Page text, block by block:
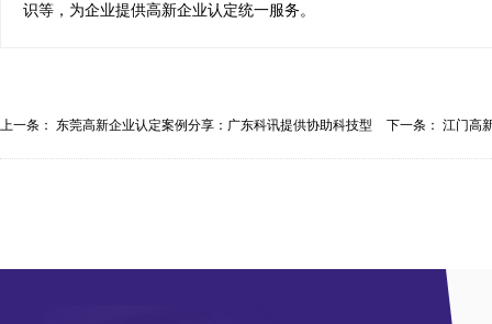
识等，为企业提供高新企业认定统一服务。
上一条： 东莞高新企业认定案例分享：广东科讯提供协助科技型
下一条： 江门高